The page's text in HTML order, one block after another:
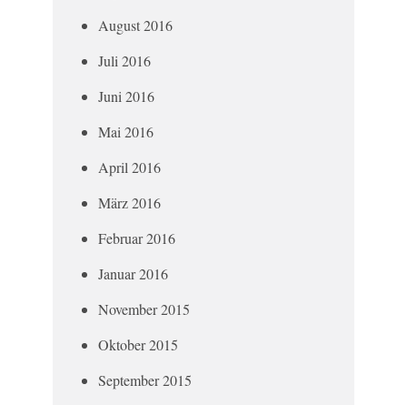
August 2016
Juli 2016
Juni 2016
Mai 2016
April 2016
März 2016
Februar 2016
Januar 2016
November 2015
Oktober 2015
September 2015